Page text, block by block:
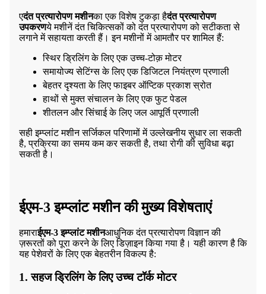
एदंत प्रत्यारोपण मशीनका एक विशेष टुकड़ा हैदंत प्रत्यारोपण
उपकरणये मशीनें दंत चिकित्सकों को दंत प्रत्यारोपण को सटीकता से
लगाने में सहायता करती हैं। इन मशीनों में आमतौर पर शामिल हैं:
स्थिर ड्रिलिंग के लिए एक उच्च-टोक़ मोटर
समायोज्य सेटिंग्स के लिए एक डिजिटल नियंत्रण प्रणाली
बेहतर दृश्यता के लिए फाइबर ऑप्टिक प्रकाश स्रोत
हाथों से मुक्त संचालन के लिए एक फुट पेडल
शीतलन और सिंचाई के लिए जल आपूर्ति प्रणाली
सही इम्प्लांट मशीन सर्जिकल परिणामों में उल्लेखनीय सुधार ला सकती
है, प्रक्रिया का समय कम कर सकती है, तथा रोगी की सुविधा बढ़ा
सकती है।
ईएम-3 इम्प्लांट मशीन की मुख्य विशेषताएं
हमाराईएम-3 इम्प्लांट मशीनआधुनिक दंत प्रत्यारोपण विज्ञान की
ज़रूरतों को पूरा करने के लिए डिज़ाइन किया गया है। यही कारण है कि
यह पेशेवरों के लिए एक बेहतरीन विकल्प है:
1. सहज ड्रिलिंग के लिए उच्च टॉर्क मोटर